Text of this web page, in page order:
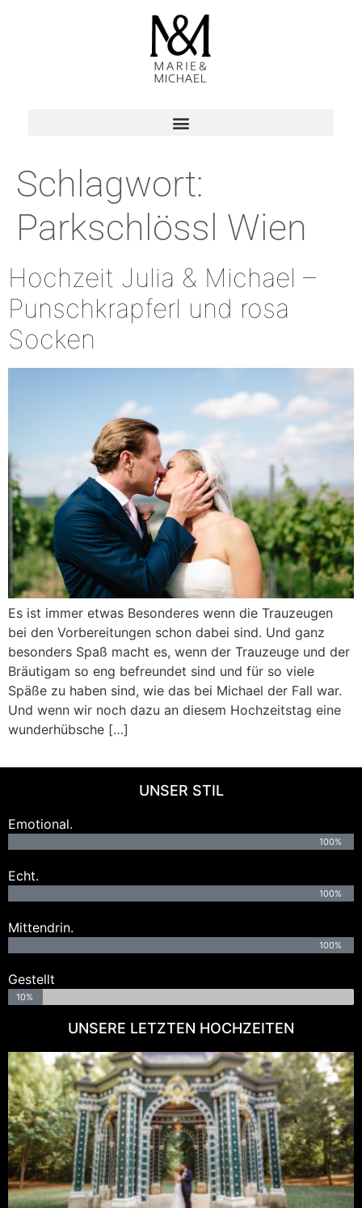
Schlagwort:
Parkschlössl Wien
Hochzeit Julia & Michael –
Punschkrapferl und rosa
Socken
Es ist immer etwas Besonderes wenn die Trauzeugen
bei den Vorbereitungen schon dabei sind. Und ganz
besonders Spaß macht es, wenn der Trauzeuge und der
Bräutigam so eng befreundet sind und für so viele
Späße zu haben sind, wie das bei Michael der Fall war.
Und wenn wir noch dazu an diesem Hochzeitstag eine
wunderhübsche […]
UNSER STIL
Emotional.
100%
Echt.
100%
Mittendrin.
100%
Gestellt
10%
UNSERE LETZTEN HOCHZEITEN